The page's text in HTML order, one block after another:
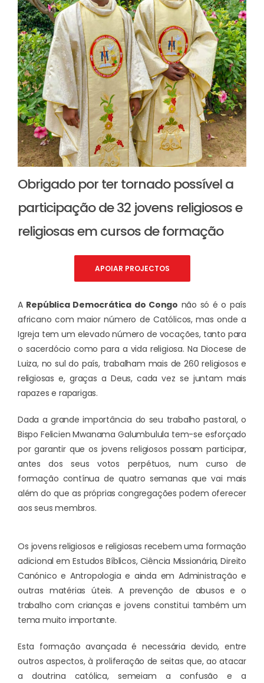
Obrigado por ter tornado possível a
participação de 32 jovens religiosos e
religiosas em cursos de formação
APOIAR PROJECTOS
A República Democrática do Congo não só é o país
africano com maior número de Católicos, mas onde a
Igreja tem um elevado número de vocações, tanto para
o sacerdócio como para a vida religiosa. Na Diocese de
Luiza, no sul do país, trabalham mais de 260 religiosos e
religiosas e, graças a Deus, cada vez se juntam mais
rapazes e raparigas.
Dada a grande importância do seu trabalho pastoral, o
Bispo Felicien Mwanama Galumbulula tem-se esforçado
por garantir que os jovens religiosos possam participar,
antes dos seus votos perpétuos, num curso de
formação contínua de quatro semanas que vai mais
além do que as próprias congregações podem oferecer
aos seus membros.
Os jovens religiosos e religiosas recebem uma formação
adicional em Estudos Bíblicos, Ciência Missionária, Direito
Canónico e Antropologia e ainda em Administração e
outras matérias úteis. A prevenção de abusos e o
trabalho com crianças e jovens constitui também um
tema muito importante.
Esta formação avançada é necessária devido, entre
outros aspectos, à proliferação de seitas que, ao atacar
a doutrina católica, semeiam a confusão e a